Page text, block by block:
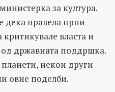
за култура.
правела црни
власта и
државната поддршка.
некои други
овие поделби.